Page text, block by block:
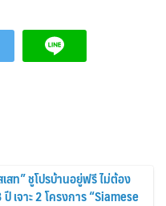
สท” ชูโปรบ้านอยู่ฟรี ไม่ต้อง
เจาะ 2 โครงการ “Siamese